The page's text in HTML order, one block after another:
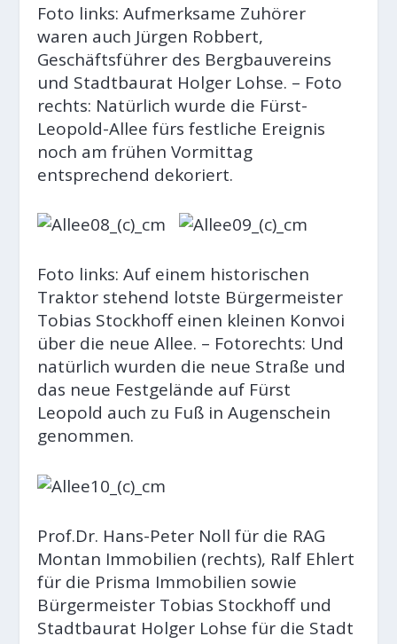
Foto links: Aufmerksame Zuhörer
waren auch Jürgen Robbert,
Geschäftsführer des Bergbauvereins
und Stadtbaurat Holger Lohse. – Foto
rechts: Natürlich wurde die Fürst-
Leopold-Allee fürs festliche Ereignis
noch am frühen Vormittag
entsprechend dekoriert.
Foto links: Auf einem historischen
Traktor stehend lotste Bürgermeister
Tobias Stockhoff einen kleinen Konvoi
über die neue Allee. – Fotorechts: Und
natürlich wurden die neue Straße und
das neue Festgelände auf Fürst
Leopold auch zu Fuß in Augenschein
genommen.
Prof.Dr. Hans-Peter Noll für die RAG
Montan Immobilien (rechts), Ralf Ehlert
für die Prisma Immobilien sowie
Bürgermeister Tobias Stockhoff und
Stadtbaurat Holger Lohse für die Stadt